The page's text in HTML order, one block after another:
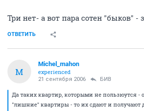
Три нет- а вот пара сотен "быков" -
ОТВЕТИТЬ
M
Michel_mahon
experienced
21 сентября 2006 БИВ
Да таких квартир, которыми не пользюутся -
"лишние" квартиры - то их сдают и получают